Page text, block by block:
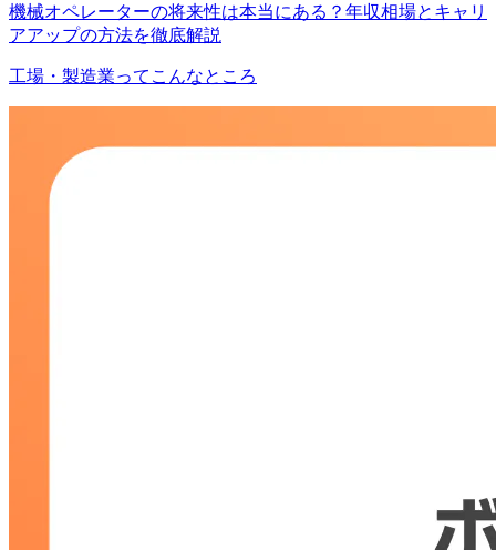
機械オペレーターの将来性は本当にある？年収相場とキャリ
アアップの方法を徹底解説
工場・製造業ってこんなところ